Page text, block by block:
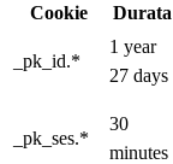
Cookie
Durata
_pk_id.*
1 year
27 days
_pk_ses.*
30
minutes